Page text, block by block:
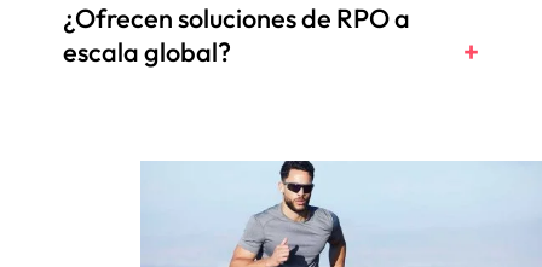
¿Ofrecen soluciones de RPO a
escala global?